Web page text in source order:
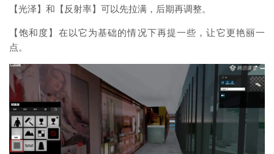
【光泽】和【反射率】可以先拉满，后期再调整。
【饱和度】在以它为基础的情况下再提一些，让它更艳丽一
点。